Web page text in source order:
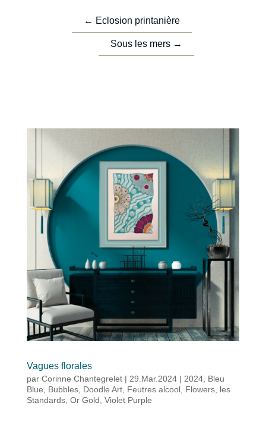
← Eclosion printanière
Sous les mers →
Vagues florales
par Corinne Chantegrelet| 29.Mar.2024| 2024, Bleu
Blue
Bubbles, Doodle Art, Feutres alcool, Flowers, les
Standards, Or Gold Violet Purple